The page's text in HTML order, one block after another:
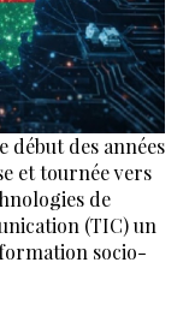
début des années
et tournée vers
de
(TIC) un
socio-